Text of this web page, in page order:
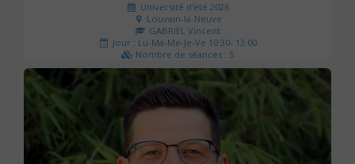
Université d'été 2026
Louvain-la-Neuve
GABRIEL Vincent
Jour : Lu-Ma-Me-Je-Ve 10:30- 13:00
Nombre de séances : 5
120 €